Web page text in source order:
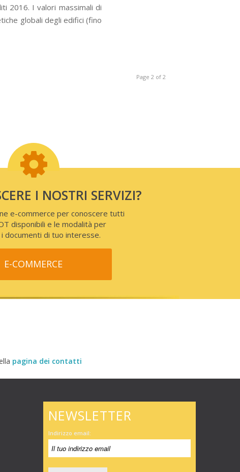
2016. I valori massimali di
globali degli edifici (fino
Page 2 of 2
I NOSTRI SERVIZI?
e-commerce per conoscere tutti
disponibili e le modalità per
documenti di tuo interesse.
E-COMMERCE
pagina dei contatti
NEWSLETTER
Indirizzo email: